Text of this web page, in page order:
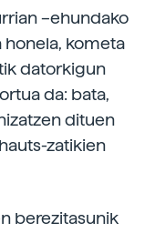
–ehundako
kometa
datorkigun
da: bata,
dituen
zatikien
berezitasunik